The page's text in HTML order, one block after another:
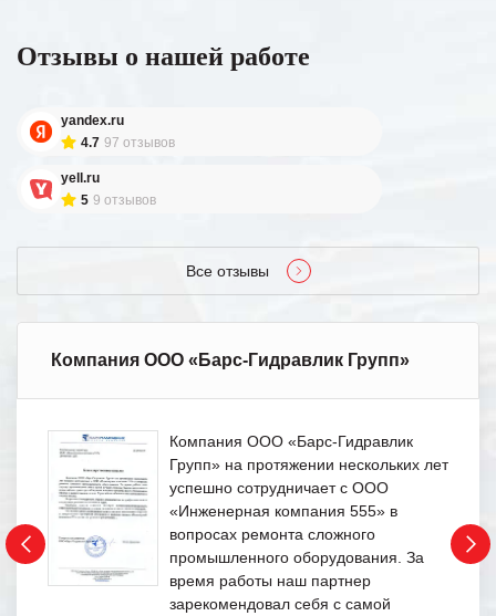
Отзывы о нашей работе
yandex.ru
4.7 97 отзывов
yell.ru
5 9 отзывов
Все отзывы
Компания ООО «Барс-Гидравлик Групп»
Компания ООО «Барс-Гидравлик
Групп» на протяжении нескольких лет
успешно сотрудничает с ООО
«Инженерная компания 555» в
вопросах ремонта сложного
промышленного оборудования. За
время работы наш партнер
зарекомендовал себя с самой